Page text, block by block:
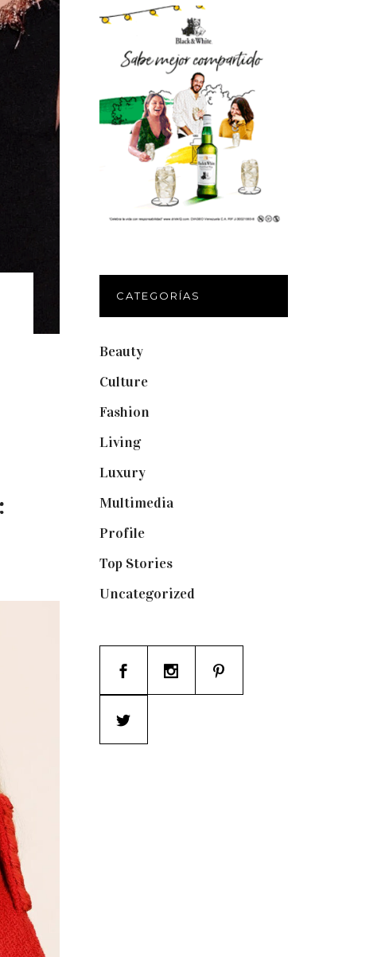
CATEGORÍAS
Beauty(250)
Culture(132)
Fashion
Living(337)
Luxury(664)
Multimedia(10)
Profile(8)
Top Stories(123)
Uncategorized